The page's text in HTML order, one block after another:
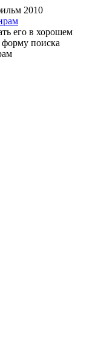
2010
его в хорошем
поиска